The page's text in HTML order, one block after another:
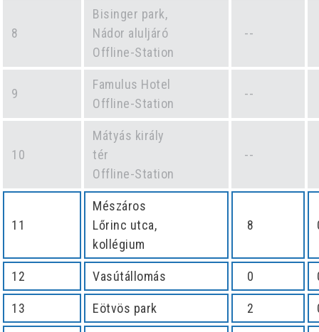
8
Bisinger park,
Nádor aluljáró
Offline-Station
--
9
Famulus Hotel
Offline-Station
--
10
Mátyás király
tér
Offline-Station
--
11
Mészáros
Lőrinc utca,
kollégium
8
12 Vasútállomás 0
13 Eötvös park 2